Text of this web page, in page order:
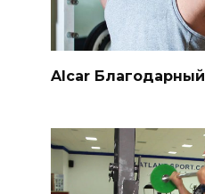
Alcar Благодарный